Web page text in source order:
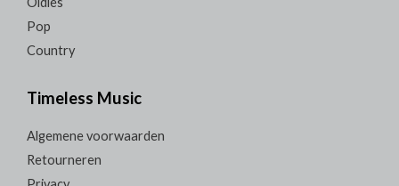
Pop
Country
Timeless Music
Algemene voorwaarden
Retourneren